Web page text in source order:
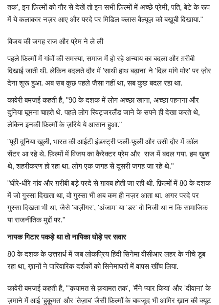
तक', इन फ़िल्मों को गौर से देखें तो इन सभी फ़िल्मों में अच्छे प्रेमी, पति, बेटे के रूप
में ये कलाकार नज़र आए और परदे पर मिडिल क्लास वैल्यूज़ को बख़ूबी दिखाया."
विजय की जगह राज और प्रेम ने ले ली
पहले फ़िल्मों में गांवों की समस्या, समाज में हो रहे अन्याय का बदला और ग़रीबी
दिखाई जाती थी. लेकिन बदलते दौर में 'साथी हाथ बढ़ाना' ने 'दिल मांगे मोर' पर ज़ोर
देना शुरू हुआ. अब सब कुछ पहले जैसा नहीं था, सब कुछ बदल रहा था.
कावेरी बमजई कहती हैं, "90 के दशक में लोग अच्छा खाना, अच्छा पहनना और
दुनिया घूमना चाहते थे. पहले लोग स्विट्जरलैंड जाने के सपने ही देखा करते थे,
लेकिन इनकी फ़िल्मों के ज़रिये ये आसान हुआ."
"पूरी दुनिया खुली, भारत की आईटी इंडस्ट्री फली-फूली और उसी दौर में कॉल
सेंटर आ रहे थे. फ़िल्मों में विजय का कैरेक्टर प्रेम और राज में बदल गया. हम ख़ुश
थे, शहरीकरण हो रहा था. लोग एक जगह से दूसरी जगह जा रहे थे."
"धीरे-धीरे गांव और ग़रीबी बड़े परदे से ग़ायब होती जा रही थी. फ़िल्मों में 80 के दशक
में जो गुस्सा दिखता था, वो गुस्सा भी अब कम ही नज़र आता था. अगर परदे पर
गुस्सा दिखता भी था, जैसे 'बाज़ीगर', 'अंजाम' या 'डर' वो निजी था न कि सामाजिक
या राजनीतिक मुद्दों पर."
नायक गिटार पकड़े थातो नायिकाघोड़े पर सवार
80 के दशक के उत्तरार्ध में जब लोकप्रिय हिंदी सिनेमा वीसीआर लहर के नीचे डूब
रहा था, ख़ानों ने पारिवारिक दर्शकों को सिनेमाघरों में वापस खींच लिया.
कावेरी बमजई कहती हैं, "'क़यामत से क़यामत तक', 'मैंने प्यार किया' और 'दीवाना' के
ज़माने में आई 'हुक़ूमत' और 'तेज़ाब' जैसी फ़िल्मों के बावजूद भी आमिर ख़ान की क्यूट